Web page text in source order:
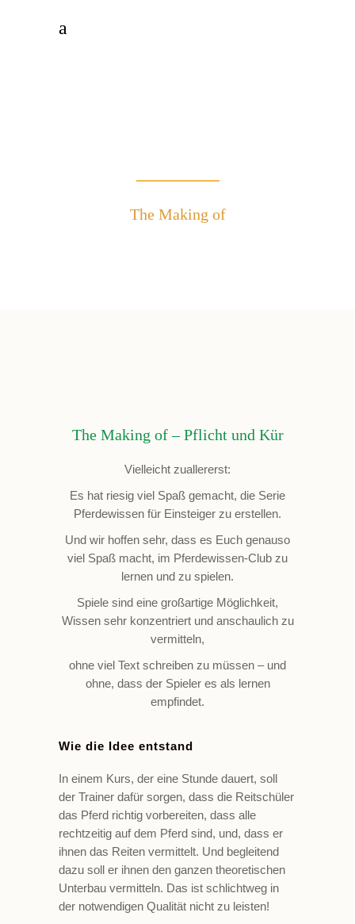
The Making of
The Making of – Pflicht und Kür
Vielleicht zuallererst:
Es hat riesig viel Spaß gemacht, die Serie
Pferdewissen für Einsteiger zu erstellen.
Und wir hoffen sehr, dass es Euch genauso
viel Spaß macht, im Pferdewissen-Club zu
lernen und zu spielen.
Spiele sind eine großartige Möglichkeit,
Wissen sehr konzentriert und anschaulich zu
vermitteln,
ohne viel Text schreiben zu müssen – und
ohne, dass der Spieler es als lernen
empfindet.
Wie die Idee entstand
In einem Kurs, der eine Stunde dauert, soll
der Trainer dafür sorgen, dass die Reitschüler
das Pferd richtig vorbereiten, dass alle
rechtzeitig auf dem Pferd sind, und, dass er
ihnen das Reiten vermittelt. Und begleitend
dazu soll er ihnen den ganzen theoretischen
Unterbau vermitteln. Das ist schlichtweg in
der notwendigen Qualität nicht zu leisten!